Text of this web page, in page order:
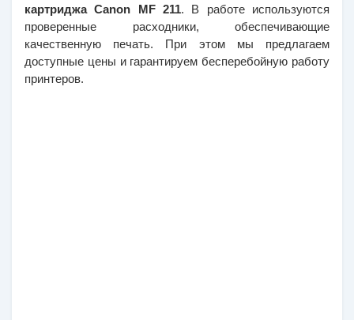
картриджа Canon MF 211. В работе используются
проверенные расходники, обеспечивающие
качественную печать. При этом мы предлагаем
доступные цены и гарантируем бесперебойную работу
принтеров.